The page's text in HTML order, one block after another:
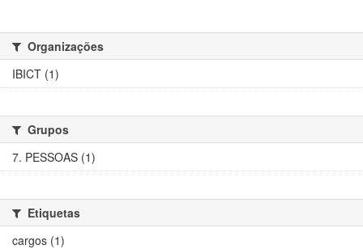
Organizações
IBICT (1)
Grupos
7. PESSOAS (1)
Etiquetas
cargos (1)